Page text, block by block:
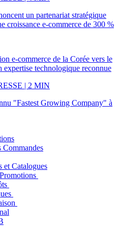
un partenariat stratégique
croissance e-commerce de 300 %
e-commerce de la Corée vers le
technologique reconnue
| 2 MIN
"Fastest Growing Company" à
Commandes
et Catalogues